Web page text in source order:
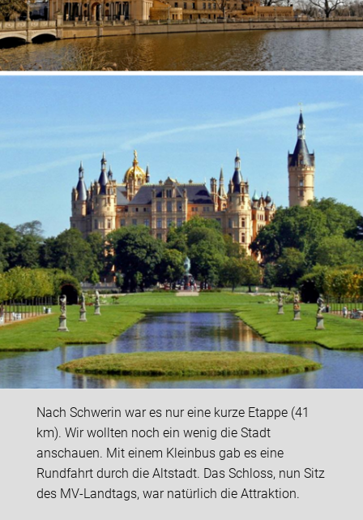
Nach Schwerin war es nur eine kurze Etappe (41
km). Wir wollten noch ein wenig die Stadt
anschauen. Mit einem Kleinbus gab es eine
Rundfahrt durch die Altstadt. Das Schloss, nun Sitz
des MV-Landtags, war natürlich die Attraktion.